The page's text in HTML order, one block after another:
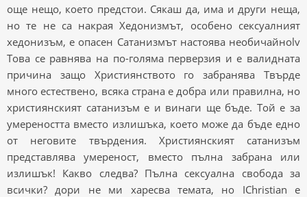
още нещо, което предстои. Сякаш да, има и други неща,
но те не са накрая Хедонизмът, особено сексуалният
хедонизъм, е опасен Сатанизмът настоява необичайноlv
Това се равнява на по-голяма перверзия и е валидната
причина защо Християнството го забранява Твърде
много естествено, всяка страна е добра или правилна, но
християнският сатанизъм е и винаги ще бъде. Той е за
умереността вместо излишъка, което може да бъде едно
от неговите твърдения. Християнският сатанизъм
представлява умереност, вместо пълна забрана или
излишък! Какво следва? Пълна сексуална свобода за
всички? дори не ми харесва темата, но IChristian е